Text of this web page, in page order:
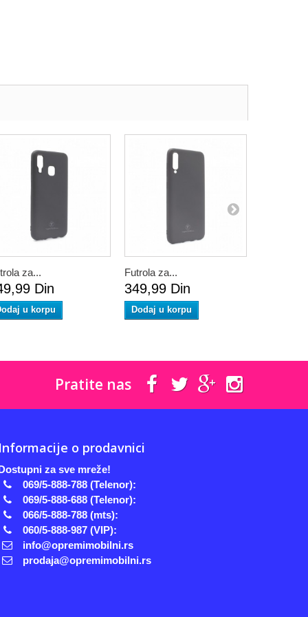
za...
Din
u korpu
Futrola za...
349,99 Din
Dodaj u korpu
Pratite nas
Informacije o prodavnici
za sve mreže!
069/5-888-788 (Telenor):
069/5-888-688 (Telenor):
066/5-888-788 (mts):
060/5-888-987 (VIP):
info@opremimobilni.rs
prodaja@opremimobilni.rs